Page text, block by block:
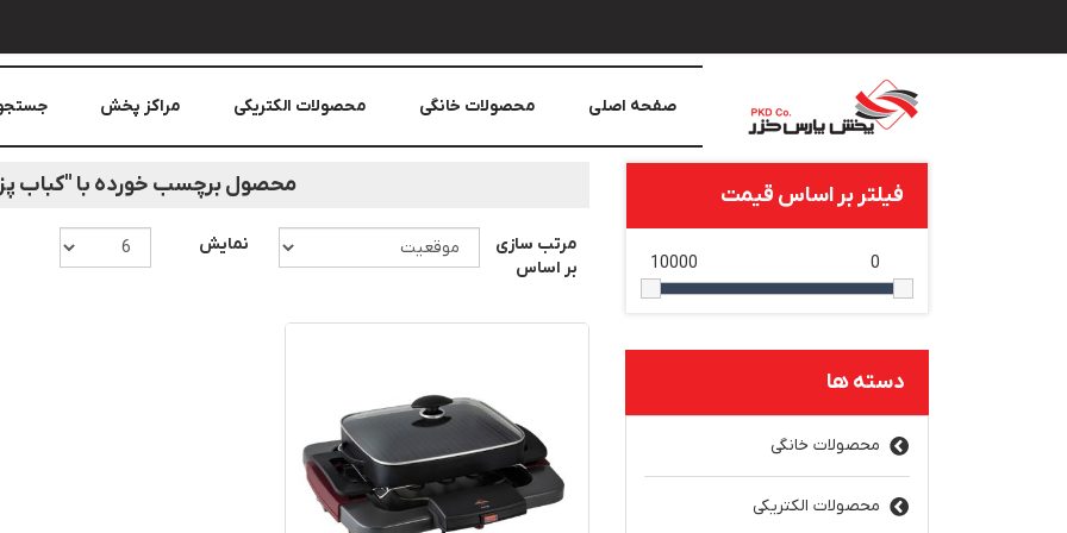
صفحه اصلی محصولات خانگی محصولات الکتریکی مراکز پخش
فیلتر بر اساس قیمت
0
10000
دسته ها
محصولات خانگی
محصولات الکتریکی
محصول برچسب خورده با "کباب پز 2000
مرتب سازی
بر اساس
نمایش